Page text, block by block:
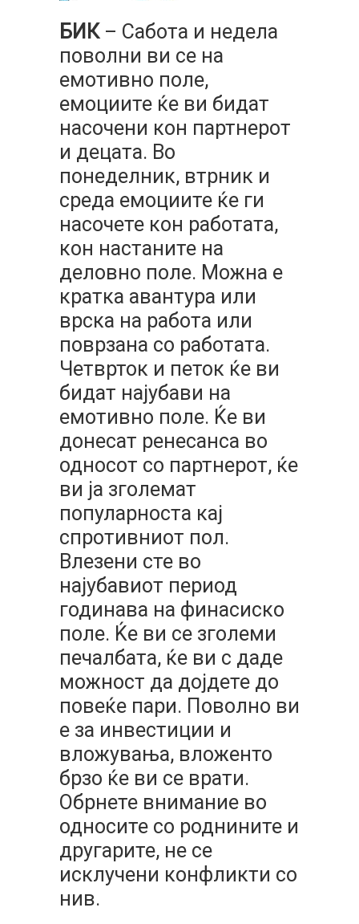
БИК– Сабота и недела
поволни ви се на
емотивно поле,
емоциите ќе ви бидат
насочени кон партнерот
и децата. Во
понеделник, втрник и
среда емоциите ќе ги
насочете кон работата,
кон настаните на
деловно поле. Можна е
кратка авантура или
врска на работа или
поврзана со работата.
Четврток и петок ќе ви
бидат најубави на
емотивно поле. Ќе ви
донесат ренесанса во
односот со партнерот, ќе
ви ја зголемат
популарноста кај
спротивниот пол.
Влезени сте во
најубавиот период
годинава на финасиско
поле. Ќе ви се зголеми
печалбата, ќе ви с даде
можност да дојдете до
повеќе пари. Поволно ви
е за инвестиции и
вложувања, вложенто
брзо ќе ви се врати.
Обрнете внимание во
односите со роднините и
другарите, не се
исклучени конфликти со
нив.